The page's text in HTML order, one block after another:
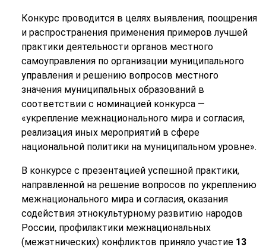
Конкурс проводится в целях выявления, поощрения
и распространения применения примеров лучшей
практики деятельности органов местного
самоуправления по организации муниципального
управления и решению вопросов местного
значения муниципальных образований в
соответствии с номинацией конкурса —
«укрепление межнационального мира и согласия,
реализация иных мероприятий в сфере
национальной политики на муниципальном уровне».
В конкурсе с презентацией успешной практики,
направленной на решение вопросов по укреплению
межнационального мира и согласия, оказания
содействия этнокультурному развитию народов
России, профилактики межнациональных
(межэтнических) конфликтов приняло участие 13